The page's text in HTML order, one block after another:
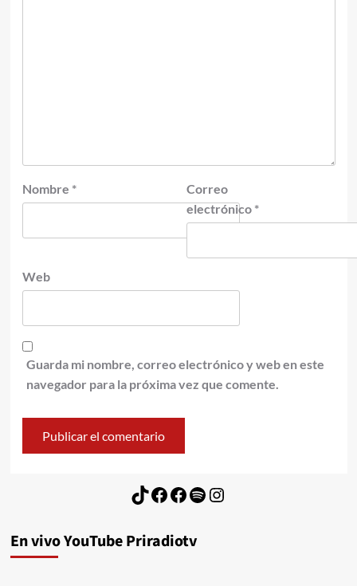
Nombre *
Correo
electrónico *
Web
Guarda mi nombre, correo electrónico y web en este
navegador para la próxima vez que comente.
TikTok
Facebook
Facebook
Spotify
Instagram
En vivo YouTube Priradiotv